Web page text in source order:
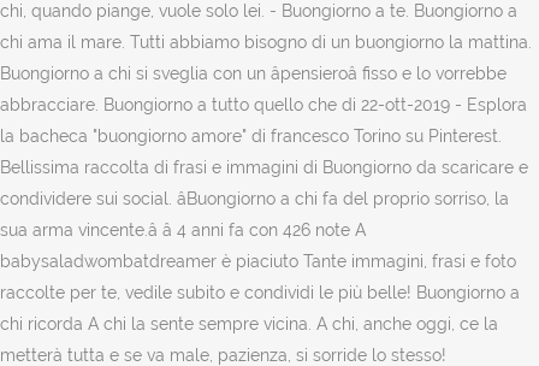
chi, quando piange, vuole solo lei. - Buongiorno a te. Buongiorno a
chi ama il mare. Tutti abbiamo bisogno di un buongiorno la mattina.
Buongiorno a chi si sveglia con un âpensieroâ fisso e lo vorrebbe
abbracciare. Buongiorno a tutto quello che di 22-ott-2019 - Esplora
la bacheca "buongiorno amore" di francesco Torino su Pinterest.
Bellissima raccolta di frasi e immagini di Buongiorno da scaricare e
condividere sui social. âBuongiorno a chi fa del proprio sorriso, la
sua arma vincente.â â 4 anni fa con 426 note A
babysaladwombatdreamer è piaciuto Tante immagini, frasi e foto
raccolte per te, vedile subito e condividi le più belle! Buongiorno a
chi ricorda A chi la sente sempre vicina. A chi, anche oggi, ce la
metterà tutta e se va male, pazienza, si sorride lo stesso!